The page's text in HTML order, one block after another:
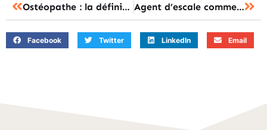
Ostéopathe : la définition du métier et ses débouchés dans la santé Agent d’escale commercial salaire : les 5 réalités du métier à connaître
Facebook Twitter LinkedIn Email